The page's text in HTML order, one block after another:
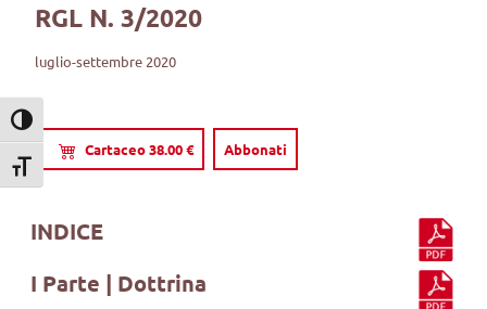
Attiva/disattiva alto contrasto
Attiva/disattiva dimensione testo
RGL N. 3/2020
luglio-settembre 2020
Cartaceo 38.00 € Abbonati
INDICE
I Parte | Dottrina